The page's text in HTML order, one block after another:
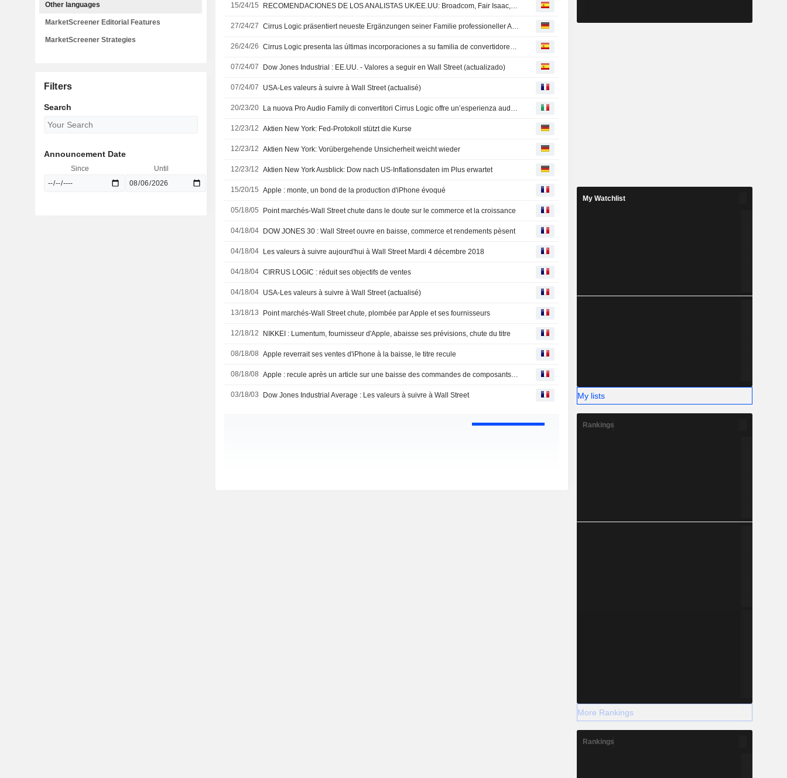
15/24/15 RECOMENDACIONES DE LOS ANALISTAS UK/EE.UU: Broadcom, Fair Isaac, Williams-Sonoma, Ocado...
27/24/27 Cirrus Logic präsentiert neueste Ergänzungen seiner Familie professioneller Audio Converter
26/24/26 Cirrus Logic presenta las últimas incorporaciones a su familia de convertidores de audio profesionales
07/24/07 Dow Jones Industrial : EE.UU. - Valores a seguir en Wall Street (actualizado)
07/24/07 USA-Les valeurs à suivre à Wall Street (actualisé)
20/23/20 La nuova Pro Audio Family di convertitori Cirrus Logic offre un’esperienza audio veramente cristallina
12/23/12 Aktien New York: Fed-Protokoll stützt die Kurse
12/23/12 Aktien New York: Vorübergehende Unsicherheit weicht wieder
12/23/12 Aktien New York Ausblick: Dow nach US-Inflationsdaten im Plus erwartet
15/20/15 Apple : monte, un bond de la production d'iPhone évoqué
05/18/05 Point marchés-Wall Street chute dans le doute sur le commerce et la croissance
04/18/04 DOW JONES 30 : Wall Street ouvre en baisse, commerce et rendements pèsent
04/18/04 Les valeurs à suivre aujourd'hui à Wall Street Mardi 4 décembre 2018
04/18/04 CIRRUS LOGIC : réduit ses objectifs de ventes
04/18/04 USA-Les valeurs à suivre à Wall Street (actualisé)
13/18/13 Point marchés-Wall Street chute, plombée par Apple et ses fournisseurs
12/18/12 NIKKEI : Lumentum, fournisseur d'Apple, abaisse ses prévisions, chute du titre
08/18/08 Apple reverrait ses ventes d'iPhone à la baisse, le titre recule
08/18/08 Apple : recule après un article sur une baisse des commandes de composants d'Iphone
03/18/03 Dow Jones Industrial Average : Les valeurs à suivre à Wall Street
Other languages
MarketScreener Editorial Features
MarketScreener Strategies
Filters
Search
Announcement Date
Since Until
My Watchlist
My lists
Rankings
More Rankings
Rankings